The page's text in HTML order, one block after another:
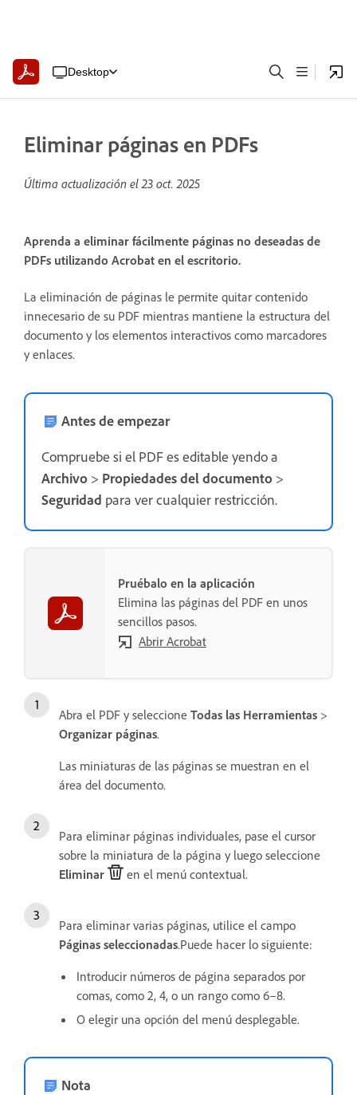
Desktop
Eliminar páginas en PDFs
Última actualización el23 oct. 2025
Aprenda a eliminar fácilmente páginas no deseadas de
PDFs utilizando Acrobat en el escritorio.
La eliminación de páginas le permite quitar contenido
innecesario de su PDF mientras mantiene la estructura del
documento y los elementos interactivos como marcadores
y enlaces.
Antes de empezar
Compruebe si el PDF es editable yendo a
Archivo > Propiedades del documento >
Seguridad para ver cualquier restricción.
Pruébalo en la aplicación
Elimina las páginas del PDF en unos
sencillos pasos.
Abrir Acrobat
Abra el PDF y seleccione Todas las Herramientas >
Organizar páginas.
Las miniaturas de las páginas se muestran en el
área del documento.
Para eliminar páginas individuales, pase el cursor
sobre la miniatura de la página y luego seleccione
Eliminar
en el menú contextual.
Para eliminar varias páginas, utilice el campo
Páginas seleccionadas.Puede hacer lo siguiente:
Introducir números de página separados por
comas, como 2, 4, o un rango como 6–8.
O elegir una opción del menú desplegable.
Nota